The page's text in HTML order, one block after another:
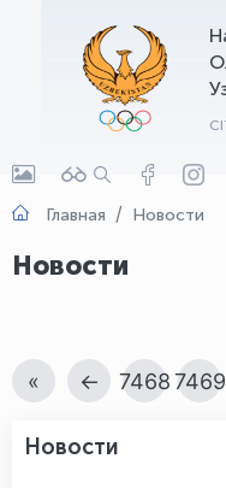
Главная Новости
Новости
« ← 74687469
Новости
OLYMPCHIK AI -
Онлайн · olympic.uz